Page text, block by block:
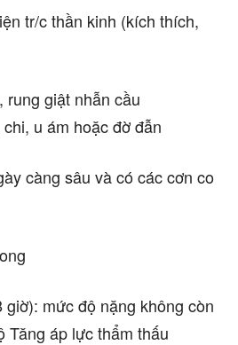
tr/c thần kinh (kích thích,
rung giật nhẫn cầu
u ám hoặc đờ đẫn
càng sâu và có các cơn co
mức độ nặng không còn
Tăng áp lực thẩm thấu